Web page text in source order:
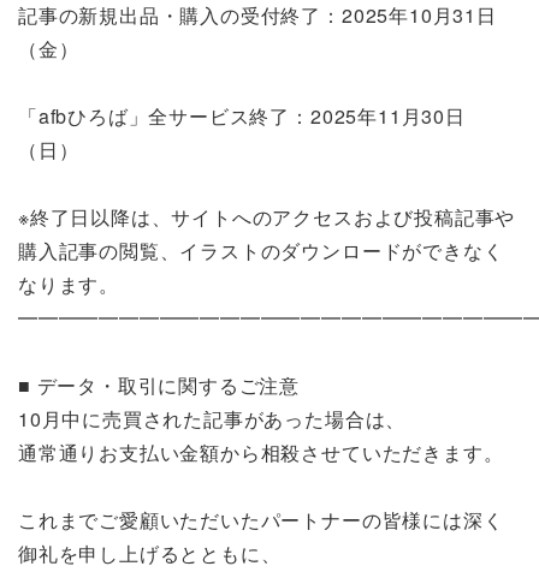
記事の新規出品・購入の受付終了：2025年10月31日
（金）
「afbひろば」全サービス終了：2025年11月30日
（日）
※終了日以降は、サイトへのアクセスおよび投稿記事や
購入記事の閲覧、イラストのダウンロードができなく
なります。
■ データ・取引に関するご注意
10月中に売買された記事があった場合は、
通常通りお支払い金額から相殺させていただきます。
これまでご愛顧いただいたパートナーの皆様には深く
御礼を申し上げるとともに、